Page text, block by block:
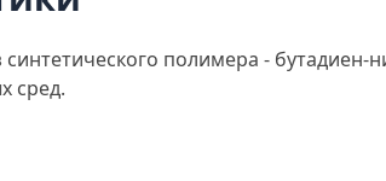
полимера - бутадиен-
сред.